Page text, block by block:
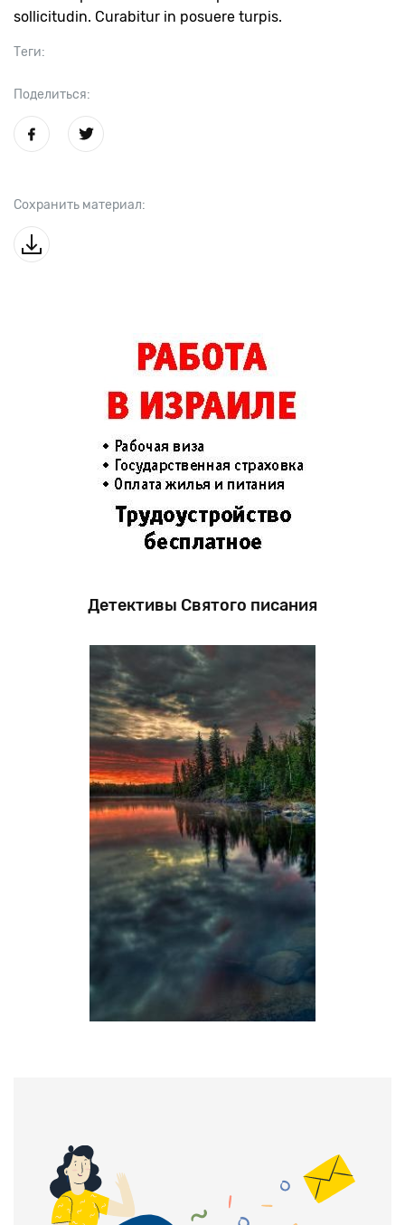
Теги:
Поделиться:
Сохранить материал:
sollicitudin. Curabitur in posuere turpis.
Детективы Святого писания